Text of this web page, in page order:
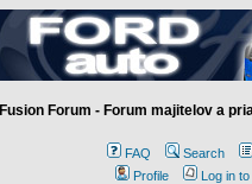
Fusion Forum - Forum majitelov a
FAQ
Search
Profile
Log in